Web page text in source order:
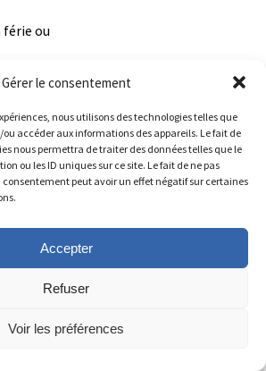
Gérer le consentement
nous utilisons des technologies telles que
ou accéder aux informations des appareils. Le fait de
nous permettra de traiter des données telles que le
ou les ID uniques sur ce site. Le fait de ne pas
consentement peut avoir un effet négatif sur certaines
Accepter
Refuser
Voir les préférences
ou
(page 15).
scripturaires et doctrinales ne visent
de diplômes, mais une
par l’approfondissement de la vie de
études apportent à la connaissance et à
6 décembre 1853 :